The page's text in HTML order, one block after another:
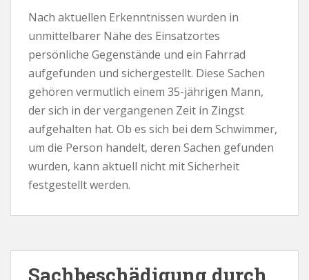
Nach aktuellen Erkenntnissen wurden in
unmittelbarer Nähe des Einsatzortes
persönliche Gegenstände und ein Fahrrad
aufgefunden und sichergestellt. Diese Sachen
gehören vermutlich einem 35-jährigen Mann,
der sich in der vergangenen Zeit in Zingst
aufgehalten hat. Ob es sich bei dem Schwimmer,
um die Person handelt, deren Sachen gefunden
wurden, kann aktuell nicht mit Sicherheit
festgestellt werden.
Sachbeschädigung durch